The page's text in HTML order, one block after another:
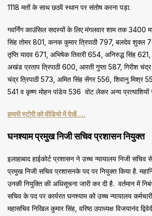
1118 मतों के साथ छठवें स्थान पर संतोष करना पड़ा.
गवर्निंग काउंसिल सदस्यों के लिए मंगलवार शाम तक 3400
सिंह तोमर 801, कनक कुमार त्रिपाठी 797, बलदेव शुक्ल
तृप्ति यादव 671, अभिषेक तिवारी 654, अनिरुद्ध सिंह
अखंड प्रताप त्रिपाठी 600, आरती गुप्ता 587, गिरीश
चंद्र त्रिपाठी 573, अमित सिंह सेंगर 556, शिवानु मिश्र
541 व कृष्ण मोहन पांडेय 536 वोट लेकर अन्य
हमारी स्टोरी को वीडियो में देखें….
घनश्याम प्रमुख निजी सचिव प्रशासन नियुक्त
इलाहाबाद हाईकोर्ट प्रशासन ने उच्च न्यायालय निजी सचिव
प्रमुख निजी सचिव प्रशासनके पद पर नियुक्त किया है.
उनकी नियुक्ति की अधिसूचना जारी कर दी है. वर्तमान में
सचिव के पद पर कार्यरत घनश्याम को उच्च न्यायालय
महासचिव निखिल कुमार सिंह, वरिष्ठ उपाध्यक्ष विजयानंद